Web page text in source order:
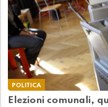
POLITICA
Elezioni comunali,